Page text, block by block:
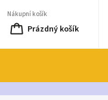
Nákupní košík
Prázdný košík